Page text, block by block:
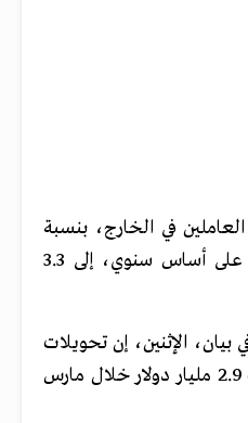
في الخارج، بنسبة
12.8% خلال مارس الماضي على أساس سنوي، إلى 3.3
بيان، الإثنين، إن تحويلات
المصريين في الخارج سجلت 2.9 مليار دولار خلال مارس